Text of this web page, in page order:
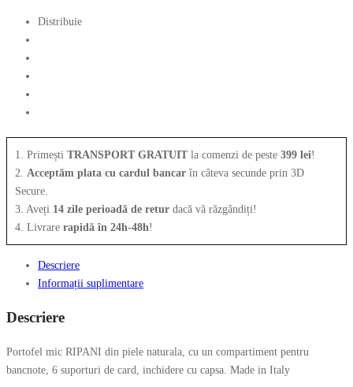
naturala
matlasata
P037IM-
002
Distribuie
1. Primești TRANSPORT GRATUIT la comenzi de peste 399 lei!
2. Acceptăm plata cu cardul bancar în câteva secunde prin 3D
Secure.
3. Aveți 14 zile perioadă de retur dacă vă răzgândiți!
4. Livrare rapidă în 24h-48h!
Descriere
Informații suplimentare
Descriere
Portofel mic RIPANI din piele naturala, cu un compartiment pentru
bancnote, 6 suporturi de card, inchidere cu capsa. Made in Italy